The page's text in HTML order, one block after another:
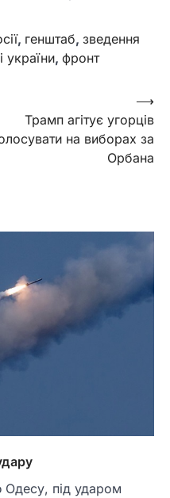
, генштаб, зведення
україни, фронт
Трамп агітує угорців
на виборах за
Орбана
⟶
Одесу, під ударом